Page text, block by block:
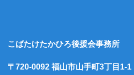
こばたけたかひろ後援会事務所
〒720-0092 福山市山手町3丁目1-1